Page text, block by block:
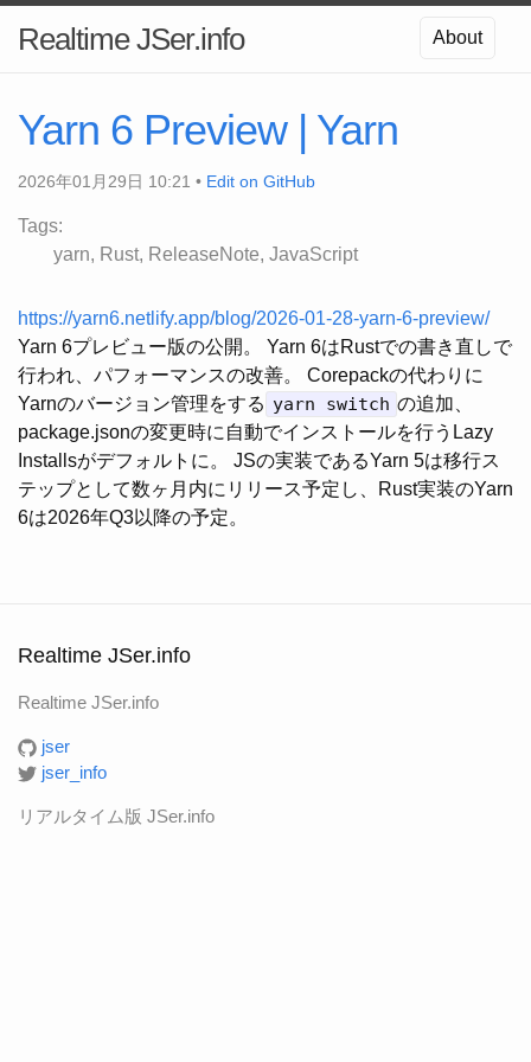
Realtime JSer.info About
Yarn 6 Preview | Yarn
2026年01月29日 10:21 • Edit on GitHub
Tags:
yarn
Rust ReleaseNote JavaScript
https://yarn6.netlify.app/blog/2026-01-28-yarn-6-preview/
Yarn 6プレビュー版の公開。 Yarn 6はRustでの書き直しで
行われ、パフォーマンスの改善。 Corepackの代わりに
Yarnのバージョン管理をする yarn switch の追加、
package.jsonの変更時に自動でインストールを行うLazy
Installsがデフォルトに。 JSの実装であるYarn 5は移行ス
テップとして数ヶ月内にリリース予定し、Rust実装のYarn
6は2026年Q3以降の予定。
Realtime JSer.info
Realtime JSer.info
jser
jser_info
リアルタイム版 JSer.info